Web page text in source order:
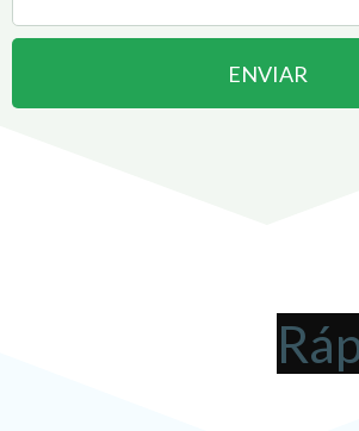
ENVIAR
pode ser